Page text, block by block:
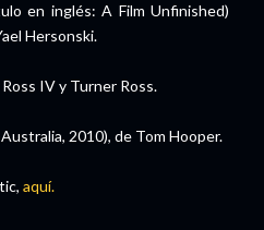
en inglés: A Film Unfinished)
Hersonski.
IV y Turner Ross.
2010), de Tom Hooper.
aquí.